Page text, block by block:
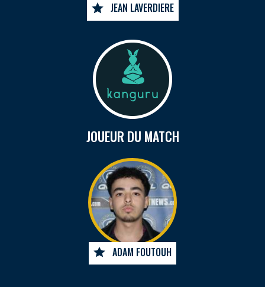
JEAN LAVERDIERE
JOUEUR DU MATCH
ADAM FOUTOUH